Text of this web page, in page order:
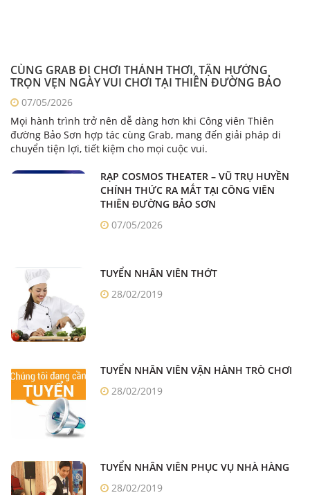
CÙNG GRAB ĐI CHƠI THẢNH THƠI, TẬN HƯỞNG
TRỌN VẸN NGÀY VUI CHƠI TẠI THIÊN ĐƯỜNG BẢO
SƠN07/05/2026
Mọi hành trình trở nên dễ dàng hơn khi Công viên Thiên
đường Bảo Sơn hợp tác cùng Grab, mang đến giải pháp di
chuyển tiện lợi, tiết kiệm cho mọi cuộc vui.
RẠP COSMOS THEATER – VŨ TRỤ HUYỀN
CHÍNH THỨC RA MẮT TẠI CÔNG VIÊN
THIÊN ĐƯỜNG BẢO SƠN
07/05/2026
TUYỂN NHÂN VIÊN THỚT
28/02/2019
TUYỂN NHÂN VIÊN VẬN HÀNH TRÒ CHƠI
28/02/2019
TUYỂN NHÂN VIÊN PHỤC VỤ NHÀ HÀNG
28/02/2019